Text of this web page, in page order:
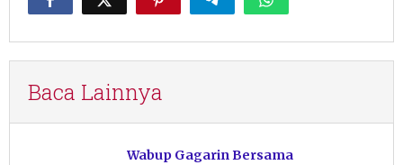
Baca Lainnya
Wabup Gagarin Bersama